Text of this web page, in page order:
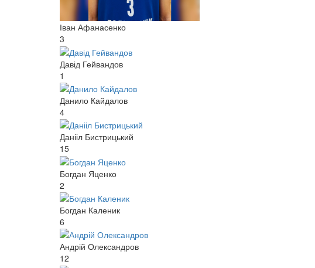
Іван Афанасенко
3
Давід Гейвандов
1
Данило Кайдалов
4
Данііл Бистрицький
15
Богдан Яценко
2
Богдан Каленик
6
Андрій Олександров
12